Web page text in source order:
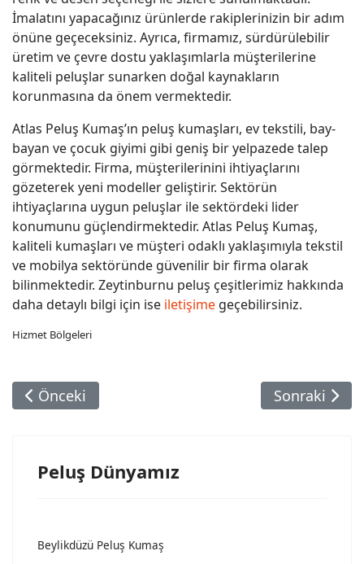
İmalatını yapacağınız ürünlerde rakiplerinizin bir adım
önüne geçeceksiniz. Ayrıca, firmamız, sürdürülebilir
üretim ve çevre dostu yaklaşımlarla müşterilerine
kaliteli peluşlar sunarken doğal kaynakların
korunmasına da önem vermektedir.
Atlas Peluş Kumaş’ın peluş kumaşları, ev tekstili, bay-
bayan ve çocuk giyimi gibi geniş bir yelpazede talep
görmektedir. Firma, müşterilerinini ihtiyaçlarını
gözeterek yeni modeller geliştirir. Sektörün
ihtiyaçlarına uygun peluşlar ile sektördeki lider
konumunu güçlendirmektedir. Atlas Peluş Kumaş,
kaliteli kumaşları ve müşteri odaklı yaklaşımıyla tekstil
ve mobilya sektöründe güvenilir bir firma olarak
bilinmektedir. Zeytinburnu peluş çeşitlerimiz hakkında
daha detaylı bilgi için ise iletişime geçebilirsiniz.
Hizmet Bölgeleri
Önceki Makale: Merter Peluş Kumaş
Önceki Sonraki
Sonraki
Peluş Dünyamız
Beylikdüzü Peluş Kumaş